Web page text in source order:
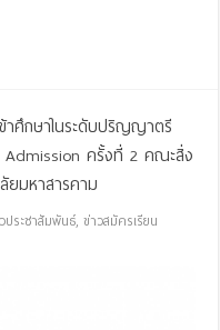
าศึกษาในระดับปริญญาตรี
Admission ครั้งที่ 2 คณะสิ่ง
ยมหาสารคาม
ประชาสัมพันธ์,ข่าวสมัครเรียน